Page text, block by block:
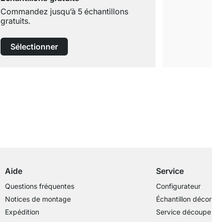
Commandez jusqu’à 5 échantillons
gratuits.
Sélectionner
Aide
Questions fréquentes
Notices de montage
Expédition
Service
Configurateur
Échantillon décor
Service découpe